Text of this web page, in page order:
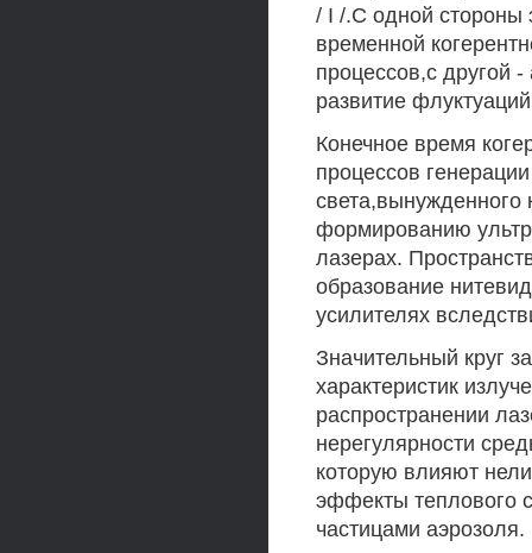
/ I /.С одной стороны
временной
процессов,с другой
развитие
Конечное время
процессов
света,вынужденного
формированию
лазерах.
образование
усилителях
Значительный круг
характеристик
распространении
нерегулярности
которую влияют
эффекты теплового
частицами аэрозоля.